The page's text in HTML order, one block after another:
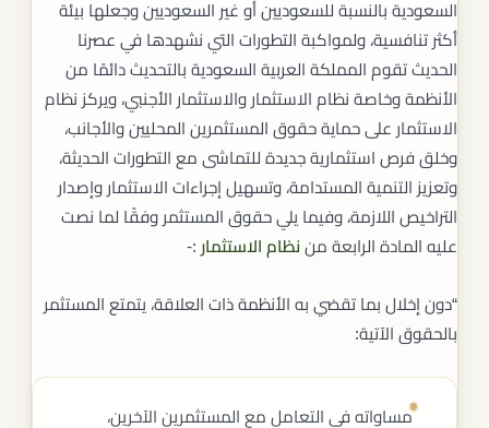
السعودية بالنسبة للسعوديين أو غير السعوديين وجعلها بيئة
أكثر تنافسية، ولمواكبة التطورات التي نشهدها في عصرنا
الحديث تقوم المملكة العربية السعودية بالتحديث دائمًا من
الأنظمة وخاصة نظام الاستثمار والاستثمار الأجنبي، ويركز نظام
الاستثمار على حماية حقوق المستثمرين المحليين والأجانب،
وخلق فرص استثمارية جديدة للتماشى مع التطورات الحديثة،
وتعزيز التنمية المستدامة، وتسهيل إجراءات الاستثمار وإصدار
التراخيص اللازمة، وفيما يلي حقوق المستثمر وفقًا لما نصت
عليه المادة الرابعة من نظام الاستثمار :-
“دون إخلال بما تقضي به الأنظمة ذات العلاقة، يتمتع المستثمر
بالحقوق الآتية:
مساواته في التعامل مع المستثمرين الآخرين،